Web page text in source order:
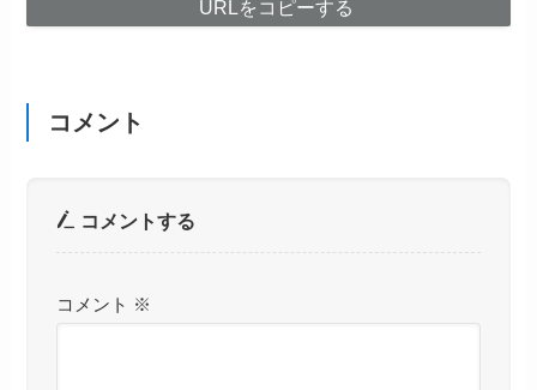
URLをコピーする
コメント
コメントする
コメント ※